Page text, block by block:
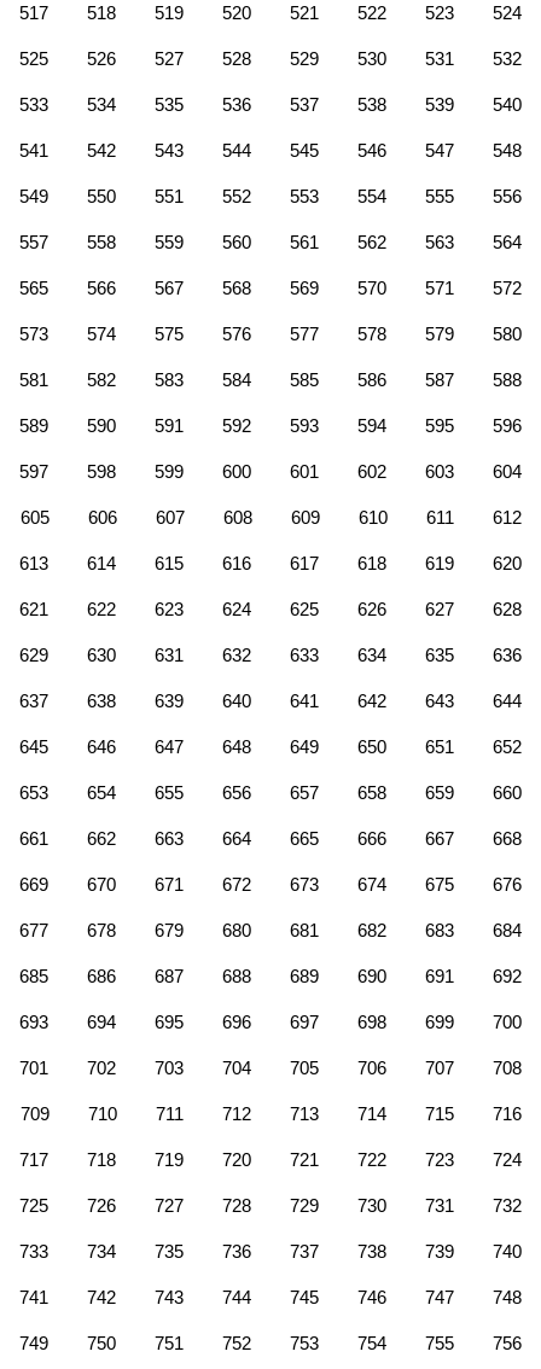
517 518 519 520 521 522 523 524
525 526 527 528 529 530 531 532
533 534 535 536 537 538 539 540
541 542 543 544 545 546 547 548
549 550 551 552 553 554 555 556
557 558 559 560 561 562 563 564
565 566 567 568 569 570 571 572
573 574 575 576 577 578 579 580
581 582 583 584 585 586 587 588
589 590 591 592 593 594 595 596
597 598 599 600 601 602 603 604
605 606 607 608 609 610 611 612
613 614 615 616 617 618 619 620
621 622 623 624 625 626 627 628
629 630 631 632 633 634 635 636
637 638 639 640 641 642 643 644
645 646 647 648 649 650 651 652
653 654 655 656 657 658 659 660
661 662 663 664 665 666 667 668
669 670 671 672 673 674 675 676
677 678 679 680 681 682 683 684
685 686 687 688 689 690 691 692
693 694 695 696 697 698 699 700
701 702 703 704 705 706 707 708
709 710 711 712 713 714 715 716
717 718 719 720 721 722 723 724
725 726 727 728 729 730 731 732
733 734 735 736 737 738 739 740
741 742 743 744 745 746 747 748
749 750 751 752 753 754 755 756